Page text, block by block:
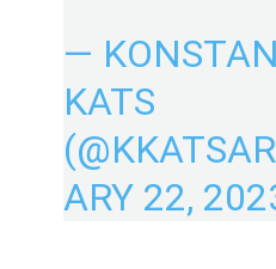
—
KATS
ARY 22,